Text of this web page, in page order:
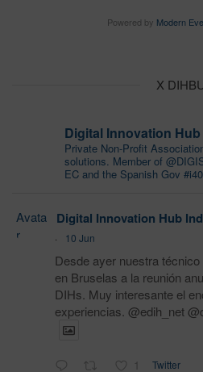
Powered by Modern
X
Digital Innovation
Private Non-Profit
solutions. Member of
EC and the Spanish Gov
Avata
r
Digital Innovation Hub
·
10 Jun
Desde ayer nuestra
en Bruselas a la reunión
DIHs. Muy interesante el
experiencias. @edih_net
1 Twitter